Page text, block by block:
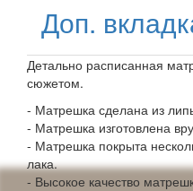
Доп.
Детально расписанная
сюжетом.
- Матрешка сделана из
- Матрешка изготовлена
- Матрешка покрыта
лака.
- Высокое качество